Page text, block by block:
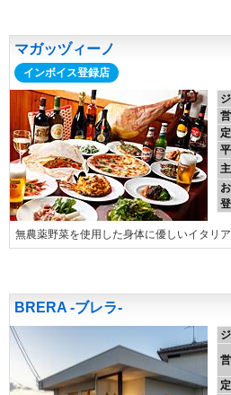
マガッヅィーノ
インボイス登録店
無農薬野菜を使用した身体に優しいイタリ
BRERA -ブレラ-